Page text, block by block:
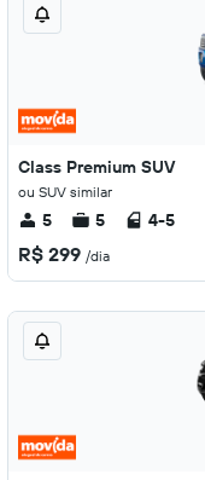
Class Premium SUV
ou SUV similar
5 5 4-5
R$ 299 /dia